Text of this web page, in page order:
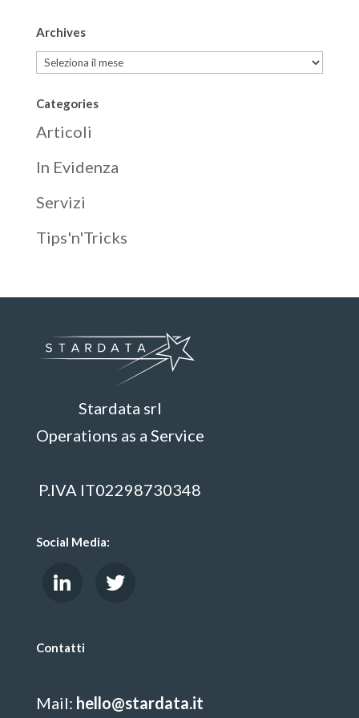
Archives
Archives
Categories
Articoli
In Evidenza
Servizi
Tips'n'Tricks
Stardata srl
Operations as a Service
P.IVA IT02298730348
Social Media:
Contatti
Mail: hello@stardata.it